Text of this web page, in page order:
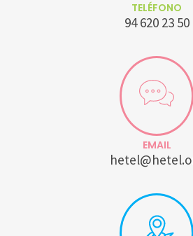
TELÉFONO
94 620 23 50
EMAIL